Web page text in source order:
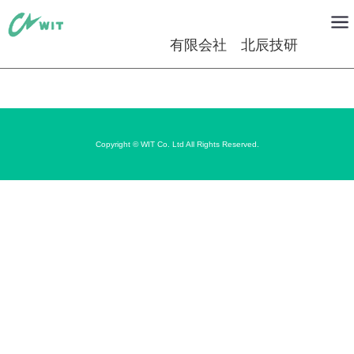
有限会社 北辰技研
Copyright © WIT Co. Ltd All Rights Reserved.